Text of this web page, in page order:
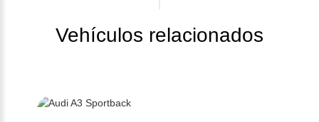
Vehículos relacionados